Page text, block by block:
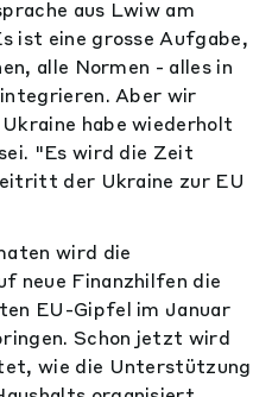
aus Lwiw am
ist eine grosse Aufgabe,
alle Normen - alles in
Aber wir
habe wiederholt
"Es wird die Zeit
der Ukraine zur EU
wird die
neue Finanzhilfen die
EU-Gipfel im Januar
Schon jetzt wird
wie die Unterstützung